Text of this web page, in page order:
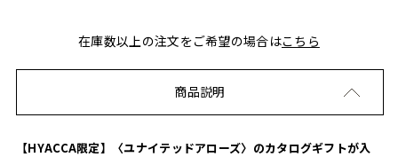
在庫数以上の注文をご希望の場合はこちら
商品説明
【HYACCA限定】〈ユナイテッドアローズ〉のカタログギフトが入